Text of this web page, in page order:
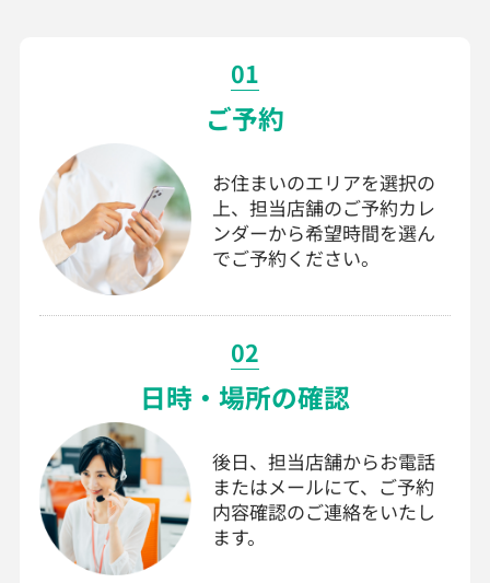
01
ご予約
お住まいのエリアを選択の
上、担当店舗のご予約カレ
ンダーから希望時間を選ん
でご予約ください。
02
日時・場所の確認
後日、担当店舗からお電話
またはメールにて、ご予約
内容確認のご連絡をいたし
ます。